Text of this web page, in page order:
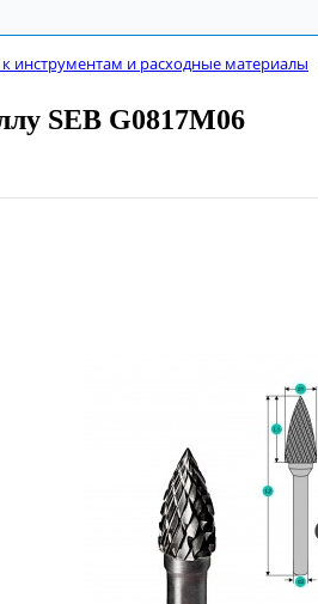
к инструментам и расходные материалы
SEB G0817М06